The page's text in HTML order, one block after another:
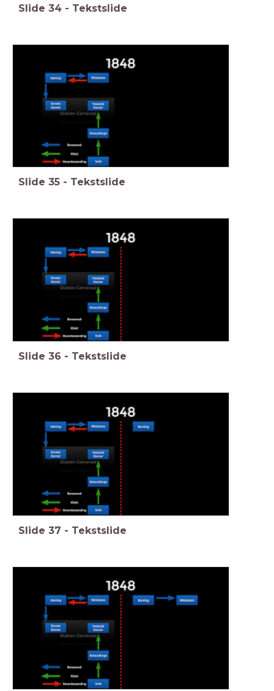
Slide 34 - Tekstslide
Slide 35 - Tekstslide
Slide 36 - Tekstslide
Slide 37 - Tekstslide